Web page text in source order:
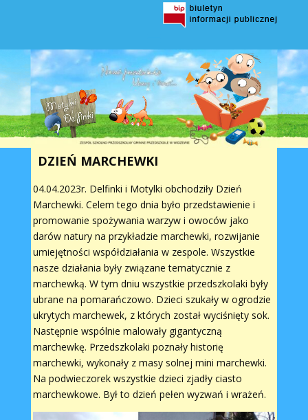
DZIEŃ MARCHEWKI
04.04.2023r. Delfinki i Motylki obchodziły Dzień
Marchewki. Celem tego dnia było przedstawienie i
promowanie spożywania warzyw i owoców jako
darów natury na przykładzie marchewki, rozwijanie
umiejętności współdziałania w zespole. Wszystkie
nasze działania były związane tematycznie z
marchewką. W tym dniu wszystkie przedszkolaki były
ubrane na pomarańczowo. Dzieci szukały w ogrodzie
ukrytych marchewek, z których został wyciśnięty sok.
Następnie wspólnie malowały gigantyczną
marchewkę. Przedszkolaki poznały historię
marchewki, wykonały z masy solnej mini marchewki.
Na podwieczorek wszystkie dzieci zjadły ciasto
marchewkowe. Był to dzień pełen wyzwań i wrażeń.